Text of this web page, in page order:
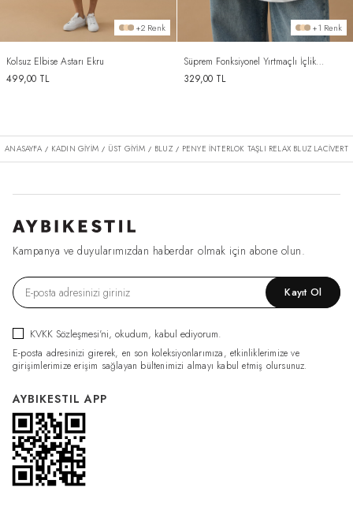
+2 Renk
Kolsuz Elbise Astarı Ekru
499,00 TL
+1 Renk
Süprem Fonksiyonel Yırtmaçlı İçlik
Etek Ekru
329,00TL
ANASAYFA / KADIN GİYİM / ÜST GİYİM / BLUZ / PENYE İNTERLOK TAŞLI RELAX BLUZ LACIVERT
Kampanya ve duyularımızdan haberdar olmak için abone olun.
Kayıt Ol
KVKK Sözleşmesi'ni, okudum, kabul ediyorum.
E-posta adresinizi girerek, en son koleksiyonlarımıza, etkinliklerimize ve
girişimlerimize erişim sağlayan bültenimizi almayı kabul etmiş olursunuz.
AYBIKESTIL APP